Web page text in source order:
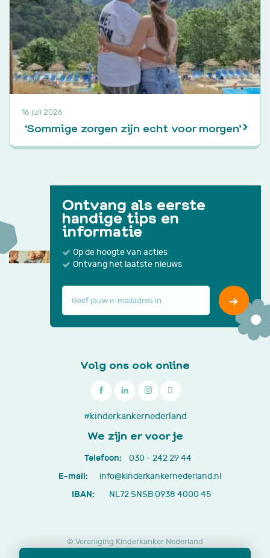
16 juli 2026
‘Sommige zorgen zijn echt voor morgen’
Ontvang als eerste
handige tips en
informatie
Op de hoogte van acties
Ontvang het laatste nieuws
Volg ons ook online

242
29
44
#kinderkankernederland
We zijn er voor je
Telefoon:
030 - 242 29 44
E-mail:
info@kinderkankernederland.nl
IBAN:
NL72 SNSB 0938 4000 45
© Vereniging Kinderkanker Nederland